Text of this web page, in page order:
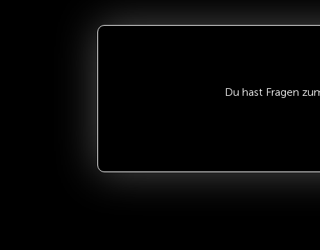
Du hast Fragen